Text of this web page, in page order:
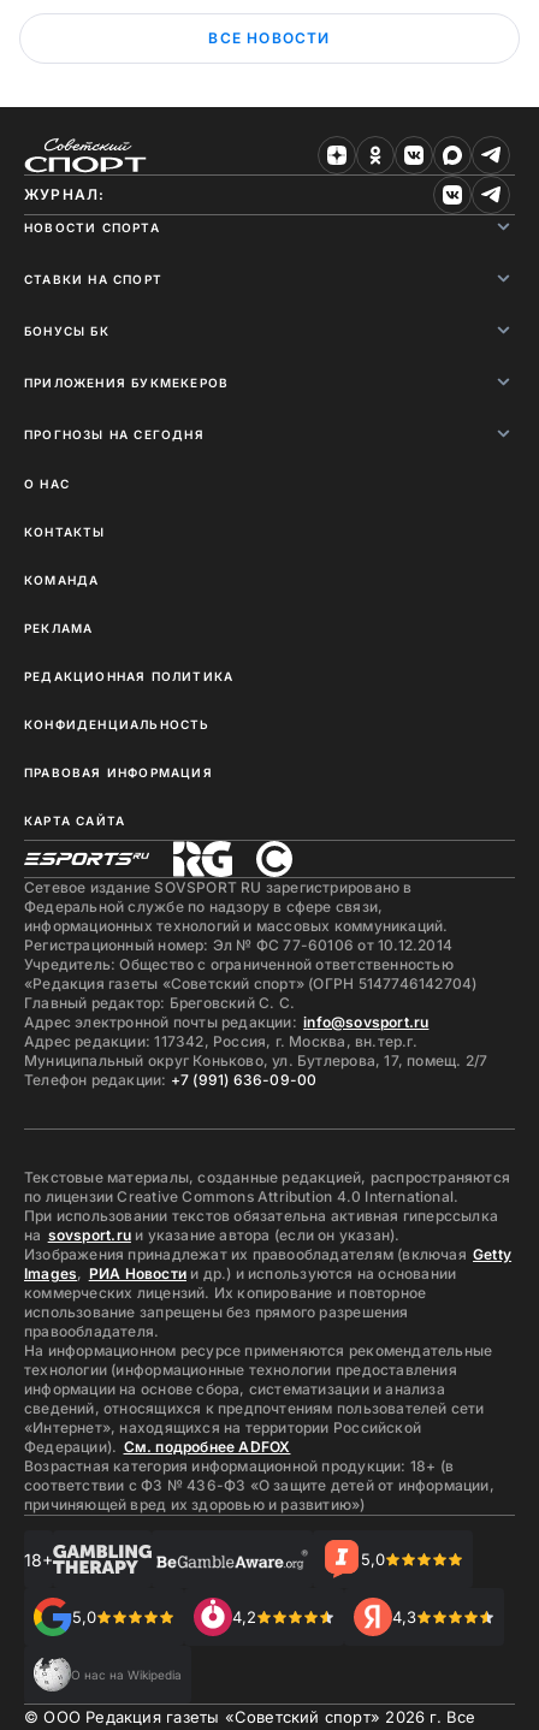
ВСЕ НОВОСТИ
ЖУРНАЛ:
НОВОСТИ СПОРТА
СТАВКИ НА СПОРТ
БОНУСЫ БК
ПРИЛОЖЕНИЯ БУКМЕКЕРОВ
ПРОГНОЗЫ НА СЕГОДНЯ
О НАС
КОНТАКТЫ
КОМАНДА
РЕКЛАМА
РЕДАКЦИОННАЯ ПОЛИТИКА
КОНФИДЕНЦИАЛЬНОСТЬ
ПРАВОВАЯ ИНФОРМАЦИЯ
КАРТА САЙТА
Сетевое издание SOVSPORT RU зарегистрировано в
Федеральной службе по надзору в сфере связи,
информационных технологий и массовых коммуникаций.
Регистрационный номер: Эл № ФС 77-60106 от 10.12.2014
Учредитель: Общество с ограниченной ответственностью
«Редакция газеты «Советский спорт» (ОГРН 5147746142704)
Главный редактор: Бреговский С. С.
Адрес электронной почты редакции: info@sovsport.ru
Адрес редакции: 117342, Россия, г. Москва, вн.тер.г.
Муниципальный округ Коньково, ул. Бутлерова, 17, помещ. 2/7
Телефон редакции: +7 (991) 636-09-00
Текстовые материалы, созданные редакцией, распространяются
по лицензии Creative Commons Attribution 4.0 International.
При использовании текстов обязательна активная гиперссылка
на sovsport.ruи указание автора (если он указан).
Изображения принадлежат их правообладателям (включая Getty
Images, РИА Новости и др.) и используются на основании
коммерческих лицензий. Их копирование и повторное
использование запрещены без прямого разрешения
правообладателя.
На информационном ресурсе применяются рекомендательные
технологии (информационные технологии предоставления
информации на основе сбора, систематизации и анализа
сведений, относящихся к предпочтениям пользователей сети
«Интернет», находящихся на территории Российской
Федерации). См. подробнее ADFOX
Возрастная категория информационной продукции: 18+ (в
соответствии с ФЗ № 436-ФЗ «О защите детей от информации,
причиняющей вред их здоровью и развитию»)
18+ 5,0
5,0 4,2 4,3
О нас на Wikipedia
© ООО Редакция газеты «Советский спорт» 2026 г. Все